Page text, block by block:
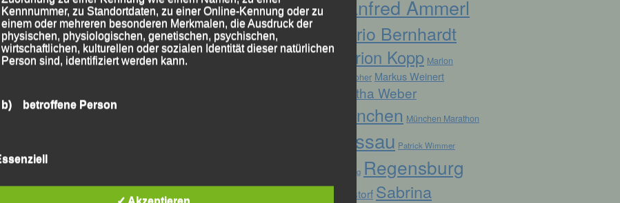
33:32 Minuten und auf Platz 111 den Zielstrich.
Petros (SV Brackwede) in 29:02 Minuten
Jägererzielte, bedeuteten in der Endabrechnung
seiner Altersklassenwertung M 45.
einer Gesamtzeit von 1:36,43 Std. Platz 15.
LG-Telis-Finanz Regensburg.
Manfred Ammerl
Mario Bernhardt
Marion Kopp Marion
Krautloher Markus Weinert
Martha Weber
München München Marathon
Passau Patrick Wimmer
Pocking Regensburg
Ruhstorf Sabrina
Kennnummer, zu Standortdaten, zu einer Online-Kennung oder zu
einem oder mehreren besonderen Merkmalen, die Ausdruck der
physischen, physiologischen, genetischen, psychischen,
wirtschaftlichen, kulturellen oder sozialen Identität dieser natürlichen
Person sind, identifiziert werden kann.
b) betroffene Person
Verarbeitung Verantwortlichen verarbeitet werden.